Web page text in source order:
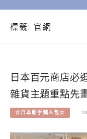
標籤: 官網
日本百元商店必
雜貨主題重點先
☆日本新手懶人包☆